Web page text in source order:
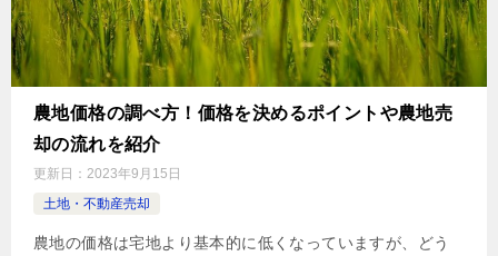
農地価格の調べ方！価格を決めるポイントや農地売
却の流れを紹介
更新日： 2023年9月15日
土地・不動産売却
農地の価格は宅地より基本的に低くなっていますが、どう